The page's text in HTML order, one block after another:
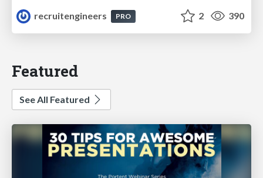
recruitengineers
PRO 2 390
Featured
See All Featured